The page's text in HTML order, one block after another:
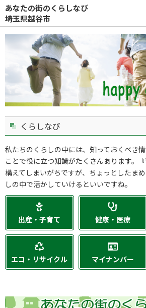
あなたの街のくらしなび
埼玉県越谷市
くらしなび
私たちのくらしの中には、知っておくべき
ことで役に立つ知識がたくさんあります。
構えてしまいがちですが、ちょっとしたま
しの中で活かしていけるといいですね。
出産・子育て 健康・医療
エコ・リサイクル マイナンバー